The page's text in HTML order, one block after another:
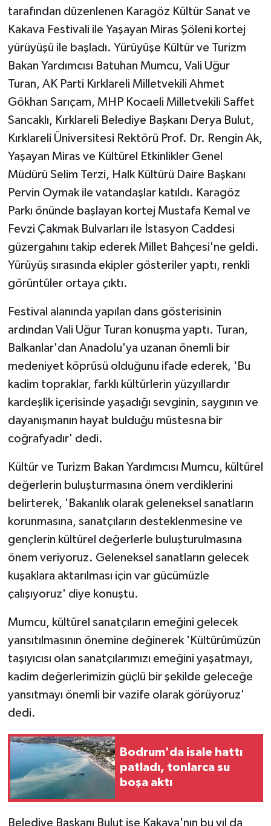
tarafından düzenlenen Karagöz Kültür Sanat ve
Kakava Festivali ile Yaşayan Miras Şöleni kortej
yürüyüşü ile başladı. Yürüyüşe Kültür ve Turizm
Bakan Yardımcısı Batuhan Mumcu, Vali Uğur
Turan, AK Parti Kırklareli Milletvekili Ahmet
Gökhan Sarıçam, MHP Kocaeli Milletvekili Saffet
Sancaklı, Kırklareli Belediye Başkanı Derya Bulut,
Kırklareli Üniversitesi Rektörü Prof. Dr. Rengin Ak,
Yaşayan Miras ve Kültürel Etkinlikler Genel
Müdürü Selim Terzi, Halk Kültürü Daire Başkanı
Pervin Oymak ile vatandaşlar katıldı. Karagöz
Parkı önünde başlayan kortej Mustafa Kemal ve
Fevzi Çakmak Bulvarları ile İstasyon Caddesi
güzergahını takip ederek Millet Bahçesi'ne geldi.
Yürüyüş sırasında ekipler gösteriler yaptı, renkli
görüntüler ortaya çıktı.
Festival alanında yapılan dans gösterisinin
ardından Vali Uğur Turan konuşma yaptı. Turan,
Balkanlar'dan Anadolu'ya uzanan önemli bir
medeniyet köprüsü olduğunu ifade ederek, 'Bu
kadim topraklar, farklı kültürlerin yüzyıllardır
kardeşlik içerisinde yaşadığı sevginin, saygının ve
dayanışmanın hayat bulduğu müstesna bir
coğrafyadır' dedi.
Kültür ve Turizm Bakan Yardımcısı Mumcu, kültürel
değerlerin buluşturmasına önem verdiklerini
belirterek, 'Bakanlık olarak geleneksel sanatların
korunmasına, sanatçıların desteklenmesine ve
gençlerin kültürel değerlerle buluşturulmasına
önem veriyoruz. Geleneksel sanatların gelecek
kuşaklara aktarılması için var gücümüzle
çalışıyoruz' diye konuştu.
Mumcu, kültürel sanatçıların emeğini gelecek
yansıtılmasının önemine değinerek 'Kültürümüzün
taşıyıcısı olan sanatçılarımızı emeğini yaşatmayı,
kadim değerlerimizin güçlü bir şekilde geleceğe
yansıtmayı önemli bir vazife olarak görüyoruz'
dedi.
Bodrum'da isale hattı
patladı, tonlarca su
boşa aktı
Belediye Başkanı Bulut ise Kakava'nın bu yıl da
Son Dakika
Yaşam
Yerel
AboneHaber Özel